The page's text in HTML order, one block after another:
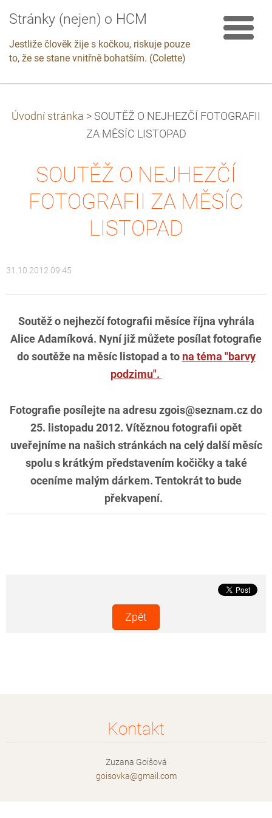
Stránky (nejen) o HCM
Jestliže člověk žije s kočkou, riskuje pouze
to, že se stane vnitřně bohatším. (Colette)
Úvodní stránka > SOUTĚŽ O NEJHEZČÍ FOTOGRAFII
ZA MĚSÍC LISTOPAD
SOUTĚŽ O NEJHEZČÍ
FOTOGRAFII ZA MĚSÍC
LISTOPAD
31.10.2012 09:45
Soutěž o nejhezčí fotografii měsíce října vyhrála
Alice Adamíková. Nyní již můžete posílat fotografie
do soutěže na měsíc listopad a to na téma "barvy
podzimu".
Fotografie posílejte na adresu zgois@seznam.cz do
25. listopadu 2012. Vítěznou fotografii opět
uveřejníme na našich stránkách na celý další měsíc
spolu s krátkým představením kočičky a také
oceníme malým dárkem. Tentokrát to bude
překvapení.
Zpět
Kontakt
Zuzana Goišová
goisovka@gmail.com